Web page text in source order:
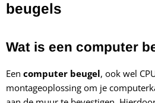
beugels
Wat is een computer
Een computer beugel, ook wel
montageoplossing om je